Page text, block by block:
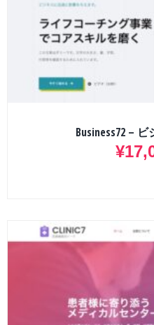
Business72 –
¥